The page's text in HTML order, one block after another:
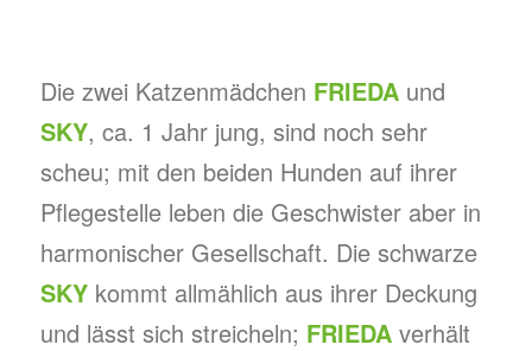
Die zwei Katzenmädchen FRIEDA und
SKY, ca. 1 Jahr jung, sind noch sehr
scheu; mit den beiden Hunden auf ihrer
Pflegestelle leben die Geschwister aber in
harmonischer Gesellschaft. Die schwarze
SKY kommt allmählich aus ihrer Deckung
und lässt sich streicheln; FRIEDAverhält